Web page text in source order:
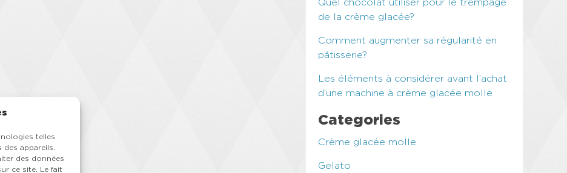
telles
appareils.
des données
ce site. Le fait
Quel chocolat utiliser pour le trempage
de la crème glacée?
Comment augmenter sa régularité en
pâtisserie?
Les éléments à considérer avant l’achat
d’une machine à crème glacée molle
Categories
Crème glacée molle
Gelato